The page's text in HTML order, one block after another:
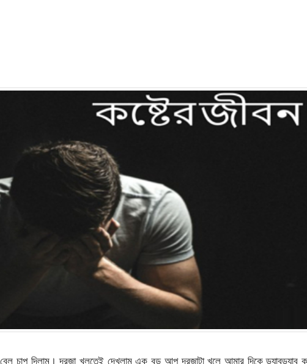
চাপ দিলাম। দরজা খুলতেই দেখলাম এক বড় আপু দরজাটা খুলে আমার দিকে ড্যাবড্যাব